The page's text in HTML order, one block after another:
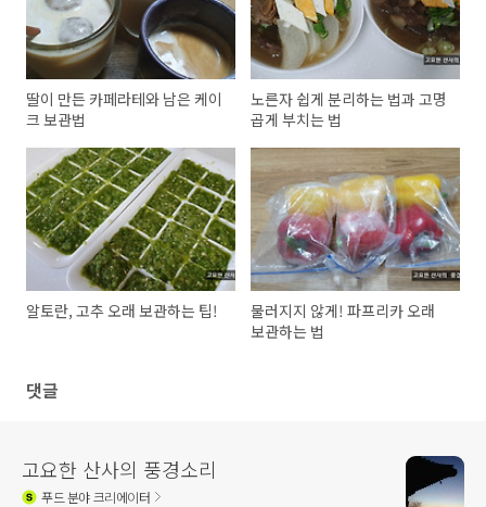
딸이 만든 카페라테와 남은 케이
크 보관법
노른자 쉽게 분리하는 법과 고명
곱게 부치는 법
알토란, 고추 오래 보관하는 팁!
물러지지 않게! 파프리카 오래
보관하는 법
댓글
고요한 산사의 풍경소리
푸드분야 크리에이터